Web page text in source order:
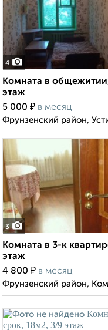
4
Комната в
этаж
5 000 ₽ в месяц
Фрунзенский район,
3
Комната в 3-к
этаж
4 800 ₽ в месяц
Фрунзенский район,